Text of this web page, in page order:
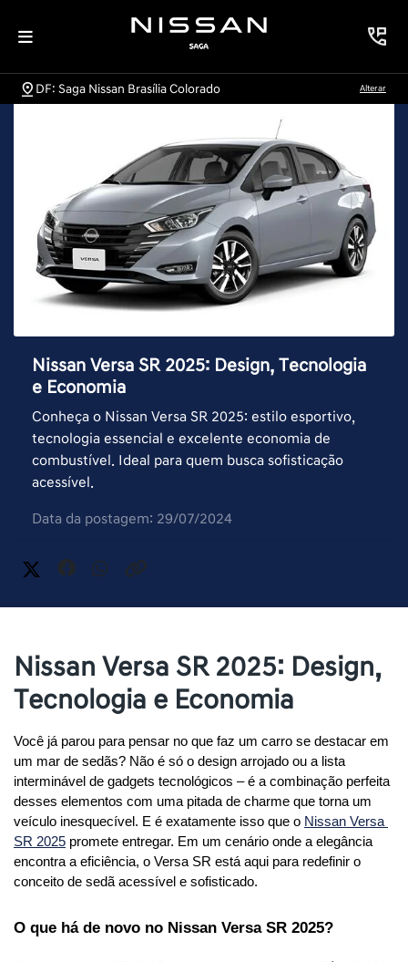
DF: Saga Nissan Brasília Colorado Alterar
Nissan Versa SR 2025: Design, Tecnologia
e Economia
Conheça o Nissan Versa SR 2025: estilo esportivo,
tecnologia essencial e excelente economia de
combustível. Ideal para quem busca sofisticação
acessível.
Data da postagem: 29/07/2024
Nissan Versa SR 2025: Design,
Tecnologia e Economia
Você já parou para pensar no que faz um carro se destacar em
um mar de sedãs? Não é só o design arrojado ou a lista
interminável de gadgets tecnológicos – é a combinação perfeita
desses elementos com uma pitada de charme que torna um
veículo inesquecível. E é exatamente isso que o Nissan Versa
SR 2025 promete entregar. Em um cenário onde a elegância
encontra a eficiência, o Versa SR está aqui para redefinir o
conceito de sedã acessível e sofisticado.
O que há de novo no Nissan Versa SR 2025?